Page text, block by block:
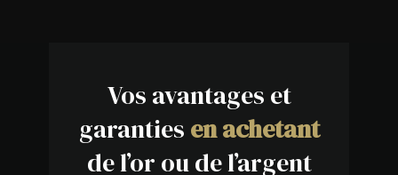
Vos avantages et
garanties en achetant
de l’or ou de l’argent